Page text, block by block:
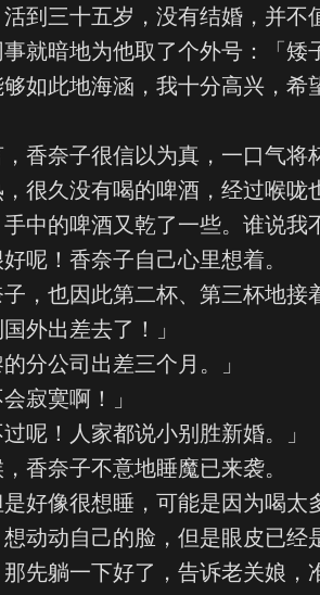
活到三十五岁，没有结婚，并不
就暗地为他取了个外号：「矮
够如此地海涵，我十分高兴，
香奈子很信以为真，一口气将
很久没有喝的啤酒，经过喉咙
中的啤酒又乾了一些。谁说我
呢！香奈子自己心里想着。
，也因此第二杯、第三杯地接
外出差去了！」
分公司出差三个月。」
寂寞啊！」
过呢！人家都说小别胜新婚。」
香奈子不意地睡魔已来袭。
是好像很想睡，可能是因为喝太
动动自己的脸，但是眼皮已经
那先躺一下好了，告诉老关娘，